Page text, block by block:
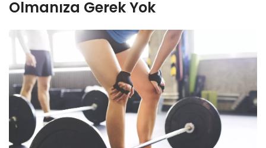
Olmanıza Gerek Yok